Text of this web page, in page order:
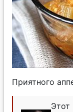
Приятного
Этот